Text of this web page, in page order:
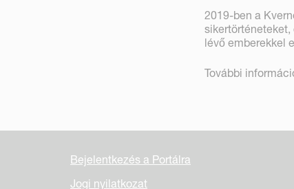
2019-ben a
lévő emberekkel
További
Bejelentkezés a Portálra
Jogi nyilatkozat